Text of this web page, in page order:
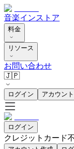
音楽インストア
料金
リソース
お問い合わせ
🇯🇵
ログイン アカウン
ログイン
クレジットカード